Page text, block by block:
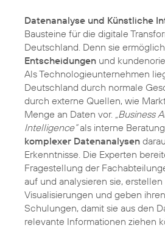
Datenanalyse und Künstliche
Bausteine für die digitale
Deutschland. Denn sie
Entscheidungen und
Als Technologieunternehmen
Deutschland durch normale
durch externe Quellen, wie
Menge an Daten vor. „Business
Intelligence“als interne
komplexer Datenanalysen
Erkenntnisse. Die Experten
Fragestellung der
auf und analysieren sie, erstellen
Visualisierungen und geben
Schulungen, damit sie aus den
relevante Informationen ziehen